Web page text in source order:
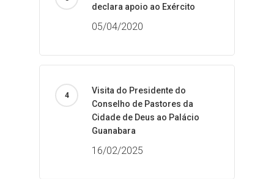
declara apoio ao Exército
05/04/2020
Visita do Presidente do
Conselho de Pastores da
Cidade de Deus ao Palácio
Guanabara
16/02/2025